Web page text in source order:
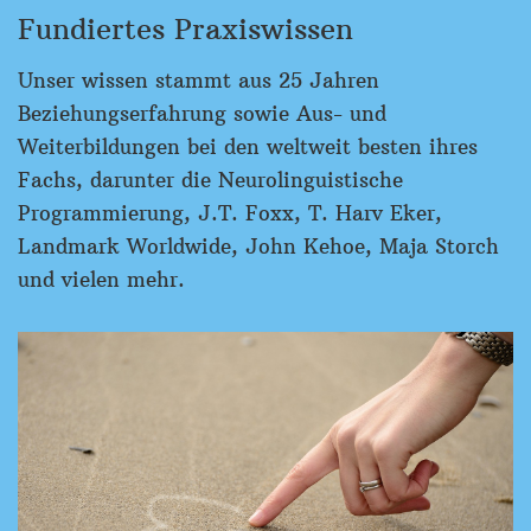
Fundiertes Praxiswissen
Unser wissen stammt aus 25 Jahren
Beziehungserfahrung sowie Aus- und
Weiterbildungen bei den weltweit besten ihres
Fachs, darunter die Neurolinguistische
Programmierung, J.T. Foxx, T. Harv Eker,
Landmark Worldwide, John Kehoe, Maja Storch
und vielen mehr.